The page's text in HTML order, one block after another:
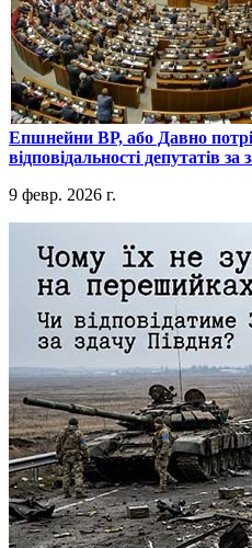
​Епшнейни ВР, або Давно
відповідальності депутатів
9 февр. 2026 г.